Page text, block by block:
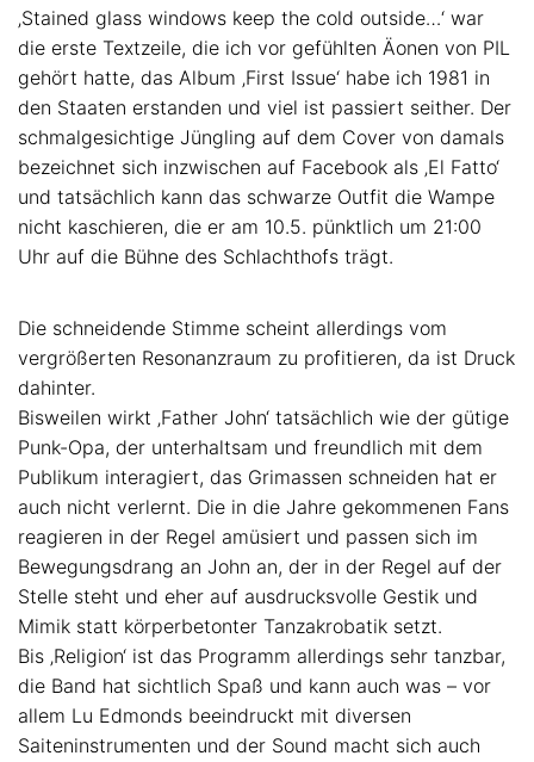
L
N
‚Stained glass windows keep the cold outside…‘ war
die erste Textzeile, die ich vor gefühlten Äonen von PIL
gehört hatte, das Album ‚First Issue‘ habe ich 1981 in
den Staaten erstanden und viel ist passiert seither. Der
schmalgesichtige Jüngling auf dem Cover von damals
bezeichnet sich inzwischen auf Facebook als ‚El Fatto‘
und tatsächlich kann das schwarze Outfit die Wampe
nicht kaschieren, die er am 10.5. pünktlich um 21:00
Uhr auf die Bühne des Schlachthofs trägt.
Die schneidende Stimme scheint allerdings vom
vergrößerten Resonanzraum zu profitieren, da ist Druck
dahinter.
Bisweilen wirkt ‚Father John‘ tatsächlich wie der gütige
Punk-Opa, der unterhaltsam und freundlich mit dem
Publikum interagiert, das Grimassen schneiden hat er
auch nicht verlernt. Die in die Jahre gekommenen Fans
reagieren in der Regel amüsiert und passen sich im
Bewegungsdrang an John an, der in der Regel auf der
Stelle steht und eher auf ausdrucksvolle Gestik und
Mimik statt körperbetonter Tanzakrobatik setzt.
Bis ‚Religion‘ ist das Programm allerdings sehr tanzbar,
die Band hat sichtlich Spaß und kann auch was – vor
allem Lu Edmonds beeindruckt mit diversen
Saiteninstrumenten und der Sound macht sich auch